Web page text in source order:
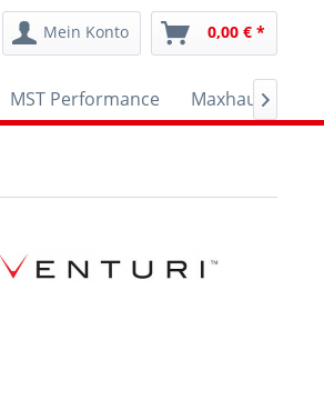
Mein Konto 0,00 € *
MST Performance Maxhaust
